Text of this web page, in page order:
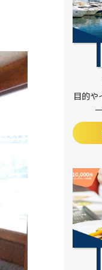
目的や